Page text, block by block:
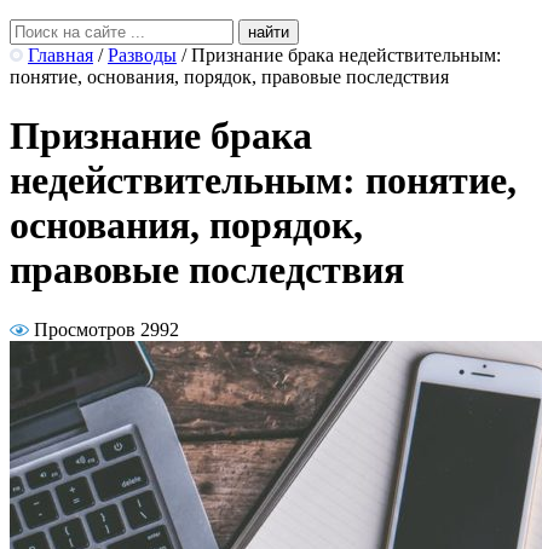
Главная / Разводы / Признание брака недействительным:
понятие, основания, порядок, правовые последствия
Признание брака
недействительным: понятие,
основания, порядок,
правовые последствия
Просмотров 2992